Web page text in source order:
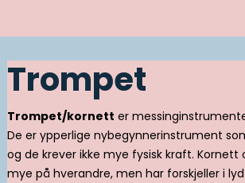
Trompet
Trompet/kornett er
De er ypperlige nybegynnerinstrument
og de krever ikke mye fysisk kraft.
mye på hverandre, men har forskjeller i